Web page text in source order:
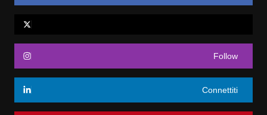
Follow
Connettiti